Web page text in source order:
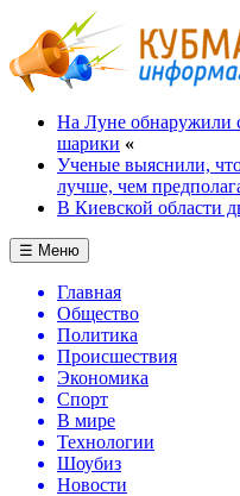
На Луне обнаружили
шарики «
Ученые выяснили, что
лучше, чем
В Киевской области
☰ Меню
Главная
Общество
Политика
Происшествия
Экономика
Спорт
В мире
Технологии
Шоубиз
Новости